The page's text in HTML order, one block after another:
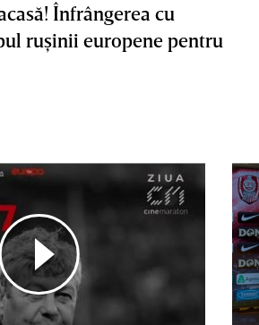
Înfrângerea cu
ruşinii europene pentru